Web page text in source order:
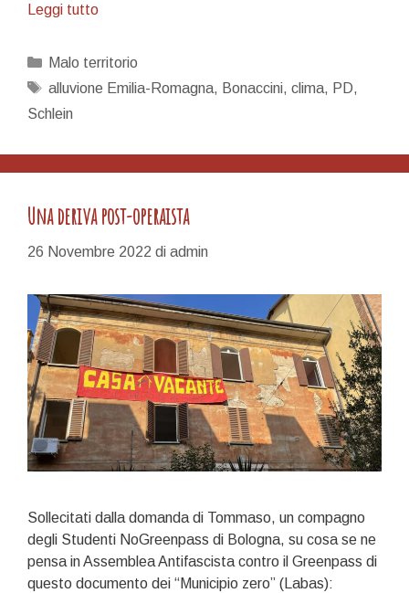
Leggi tutto«Romagna
Categorie
Malo territorio
Tag
alluvione Emilia-Romagna, Bonaccini, clima, PD,
Schlein
Una deriva post-operaista
26 Novembre 2022 di admin
Sollecitati dalla domanda di Tommaso, un compagno
degli Studenti NoGreenpass di Bologna, su cosa se ne
pensa in Assemblea Antifascista contro il Greenpass di
questo documento dei “Municipio zero” (Labas):